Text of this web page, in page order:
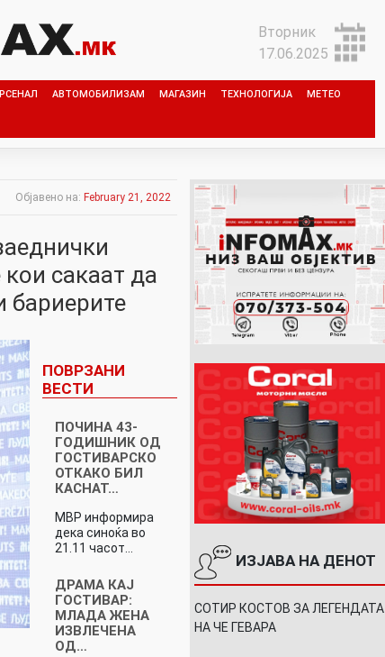
Вторник
17.06.2025
АВТОМОБИЛИЗАМ МАГАЗИН ТЕХНОЛОГИЈА МЕТЕО
Објавено на: February 21, 2022
сакаат да
бариерите
ПОВРЗАНИ
ВЕСТИ
ПОЧИНА 43-
ГОДИШНИК ОД
ГОСТИВАРСКО
ОТКАКО БИЛ
КАСНАТ…
МВР информира
дека синоќа во
21.11 часот…
ДРАМА КАЈ
ГОСТИВАР:
МЛАДА ЖЕНА
ИЗВЛЕЧЕНА
ОД…
ИЗЈАВА НА ДЕНОТ
СОТИР КОСТОВ ЗА ЛЕГЕНДАТА
НА ЧЕ ГЕВАРА